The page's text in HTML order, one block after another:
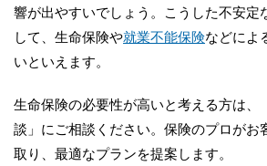
響が出やすいでしょう。こうした不安定
して、生命保険や就業不能保険などによ
いといえます。
生命保険の必要性が高いと考える方は、
談」にご相談ください。保険のプロがお
取り、最適なプランを提案します。